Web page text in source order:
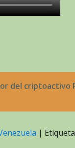
del criptoactivo
|